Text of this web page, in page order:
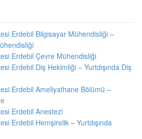
Erdebil Bilgisayar Mühendisliği –
Erdebil Çevre Mühendisliği
Erdebil Diş Hekimliği – Yurtdışında Diş
Erdebil Ameliyathane Bölümü –
Erdebil Anestezi
Erdebil Hemşirelik – Yurtdışında